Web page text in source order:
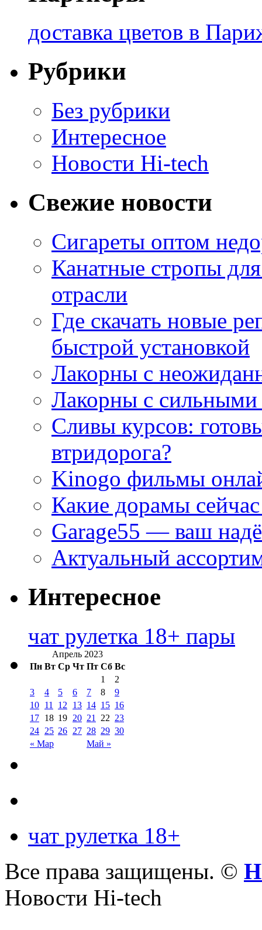
доставка цветов в
Рубрики
Без рубрики
Интересное
Новости Hi-tech
Свежие новости
Сигареты оптом
Канатные стропы
отрасли
Где скачать новые
быстрой установкой
Лакорны с
Лакорны с сильными
Сливы курсов:
втридорога?
Kinogo фильмы
Какие дорамы
Garage55 — ваш
Актуальный
Интересное
чат рулетка 18+ пары
Апрель 2023
Пн Вт Ср Чт Пт Сб Вс
« Мар Май »
1
2
3
4 5 6 7 8
9
10 11 12 13 14 15 16
17 18 19 20 21 22 23
24 25 26 27 28 29 30
чат рулетка 18+
Все права защищены. ©
Новости Hi-tech